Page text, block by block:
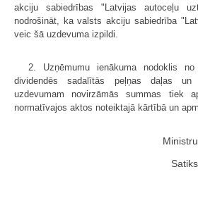
akciju sabiedrības "Latvijas autoceļu
nodrošināt, ka valsts akciju sabiedrība
veic šā uzdevuma izpildi.
2. Uzņēmumu ienākuma nodoklis
dividendēs sadalītās peļņas daļas un
uzdevumam novirzāmās summas tiek
normatīvajos aktos noteiktajā kārtībā un